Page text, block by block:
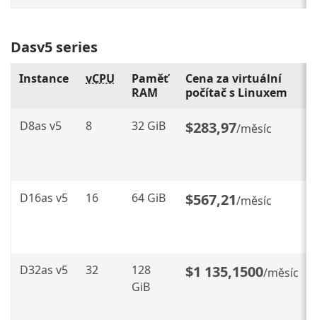
Dasv5 series
Instance vCPU
Paměť
RAM
Cena za virtuální
počítač s Linuxem
D8as v5 8 32 GiB $283,97/měsíc
D16as v5 16 64 GiB $567,21/měsíc
D32as v5 32
128
GiB
$1 135,1500/měsíc